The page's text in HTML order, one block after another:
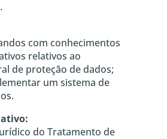
com conhecimentos
relativos ao
de proteção de dados;
um sistema de
do Tratamento de